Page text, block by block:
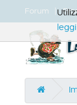
Forum